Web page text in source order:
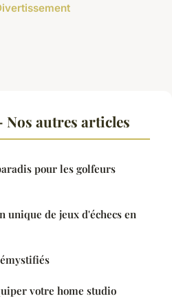
autres articles
pour les golfeurs
unique de jeux d'échecs en
votre home studio